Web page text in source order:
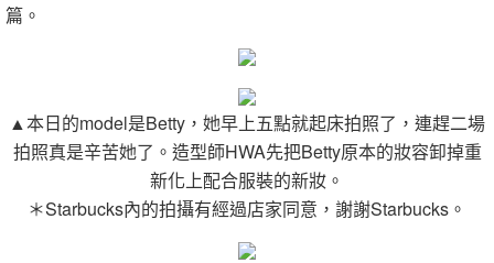
篇。
▲本日的model是Betty，她早上五點就起床拍照了，連趕二場
拍照真是辛苦她了。造型師HWA先把Betty原本的妝容卸掉重
新化上配合服裝的新妝。
＊Starbucks內的拍攝有經過店家同意，謝謝Starbucks。